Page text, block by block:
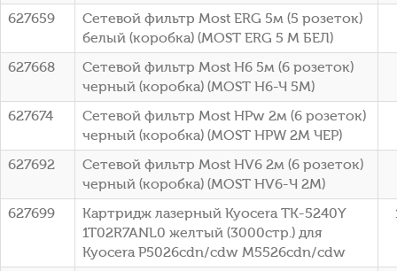
627659
Сетевой фильтр Most ERG 5м (5 розеток)
белый (коробка) (MOST ERG 5 M БЕЛ)
627668
Сетевой фильтр Most H6 5м (6 розеток)
черный (коробка) (МОSТ Н6-Ч 5М)
627674
Сетевой фильтр Most HPw 2м (6 розеток)
черный (коробка) (MOST HPW 2М ЧЕР)
627692
Сетевой фильтр Most HV6 2м (6 розеток)
черный (коробка) (МОSТ НV6-Ч 2М)
627699
Картридж лазерный Kyocera TK-5240Y
1T02R7ANL0 желтый (3000стр.) для
Kyocera P5026cdn/cdw M5526cdn/cdw